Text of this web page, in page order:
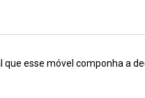
esse móvel componha a